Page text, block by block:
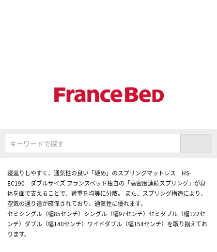
キーワードで探す
寝返りしやすく、通気性の良い「硬め」のスプリングマットレス HS-
EC190 ダブルサイズ フランスベッド独自の「高密度連続スプリング」が身
体を面で支えることで、荷重を均等に分散。 また、スプリング構造により、
空気の通り道が確保されており、通気性に優れます。
セミシングル（幅85センチ）シングル（幅97センチ）セミダブル（幅122セ
ンチ）ダブル（幅140センチ）ワイドダブル（幅154センチ）を取り揃えてお
ります。